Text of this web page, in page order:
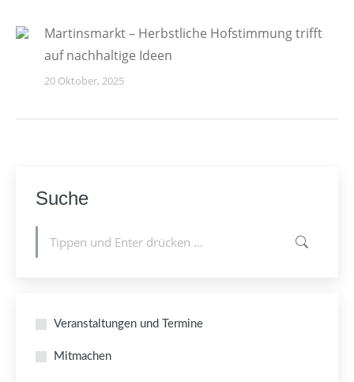
Martinsmarkt – Herbstliche Hofstimmung trifft
auf nachhaltige Ideen
20 Oktober, 2025
Suche
Suchen:
Veranstaltungen und Termine
Mitmachen